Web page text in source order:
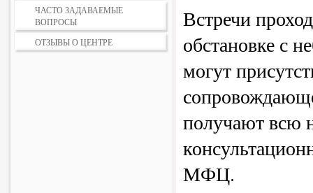
ЧАСТО ЗАДАВАЕМЫЕ
ВОПРОСЫ
ОТЗЫВЫ О ЦЕНТРЕ
Встречи
обстановке с
могут
получают всю
МФЦ.